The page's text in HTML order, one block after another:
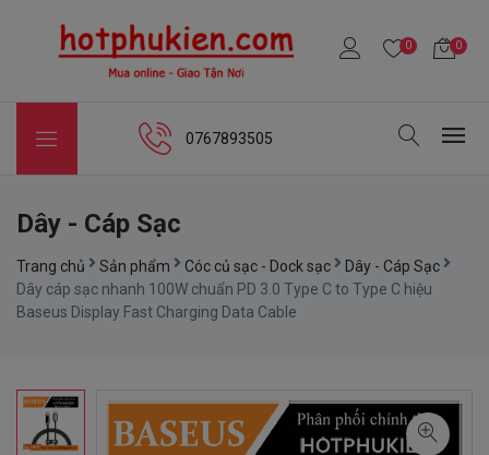
0 0
0767893505
Dây - Cáp Sạc
Trang chủ Sản phẩm Cóc củ sạc - Dock sạc
Dây - Cáp Sạc
Dây cáp sạc nhanh 100W chuẩn PD 3.0 Type C to Type C hiệu
Baseus Display Fast Charging Data Cable